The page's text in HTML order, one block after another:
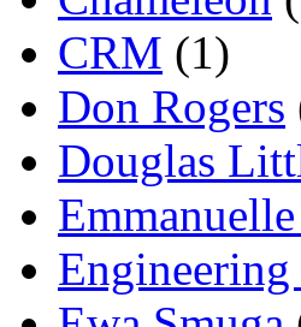
CRM (1)
Don Rogers
Douglas